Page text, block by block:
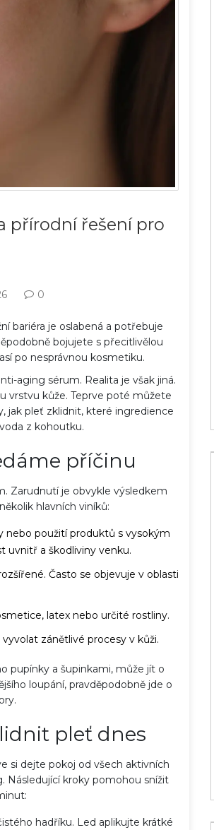
přírodní řešení pro
0
bariéra je oslabená a potřebuje
bojujete s přecitlivělou
po nesprávnou kosmetiku.
aging sérum. Realita je však jiná.
vrstvu kůže. Teprve poté můžete
jak pleť zklidnit, které ingredience
z kohoutku.
příčinu
Zarudnutí je obvykle výsledkem
hlavních viníků:
nebo použití produktů s vysokým
uvnitř a škodliviny venku.
Často se objevuje v oblasti
latex nebo určité rostliny.
zánětlivé procesy v kůži.
pupínky a šupinkami, může jít o
loupání, pravděpodobně jde o
pleť dnes
si dejte pokoj od všech aktivních
Následující kroky pomohou snížit
hadříku. Led aplikujte krátké
se mají brát probiotika? Praktický
pro efektivní výsledky